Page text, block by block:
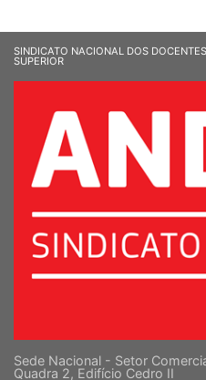
SINDICATO NACIONAL DOS
SUPERIOR
Sede Nacional - Setor
Quadra 2, Edifício Cedro II